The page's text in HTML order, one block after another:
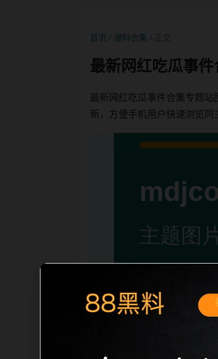
首页 爆料合集
最新网红吃瓜事
最新网红吃瓜事件合集专题
新，方便手机用户快速浏览同